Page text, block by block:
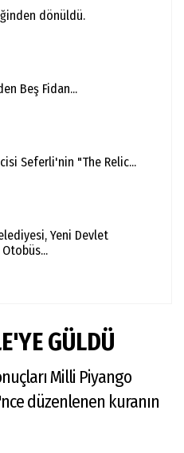
dönüldü.
Beş Fidan...
Seferli'nin "The Relic...
Yeni Devlet
GÜLDÜ
Milli Piyango
düzenlenen kuranın